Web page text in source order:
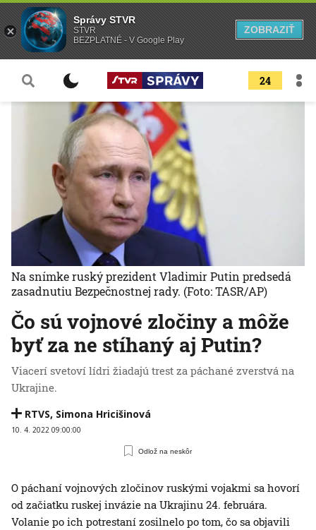
24
Čo sú vojnové zločiny a môže
byť za ne stíhaný aj Putin?
Viacerí svetoví lídri žiadajú trest za páchané zverstvá na
Ukrajine.
RTVS, Simona Hricišinová
10. 4. 2022 09:00:00
Odlož na neskôr
Na snímke ruský prezident Vladimir Putin predsedá
zasadnutiu Bezpečnostnej rady. (Foto: TASR/AP)
O páchaní vojnových zločinov ruskými vojakmi sa hovorí
od začiatku ruskej invázie na Ukrajinu 24. februára.
Volanie po ich potrestaní zosilnelo po tom, čo sa objavili
Správy STVR
STVR
BEZPLATNÉ - V Google Play
ZOBRAZIŤ